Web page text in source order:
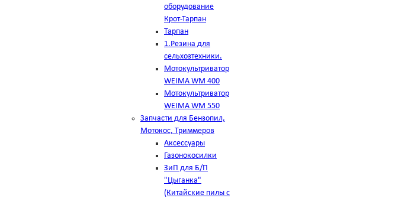
оборудование
Крот-Тарпан
Тарпан
1.Резина для
сельхозтехники.
Мотокультриватор
WEIMA WM 400
Мотокультриватор
WEIMA WM 550
Запчасти для Бензопил,
Мотокос, Триммеров
Аксессуары
Газонокосилки
ЗиП для Б/П
"Цыганка"
(Китайские пилы с